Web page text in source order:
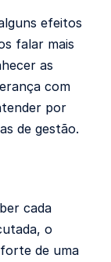
efeitos
falar mais
as
com
por
de gestão.
cada
o
de uma